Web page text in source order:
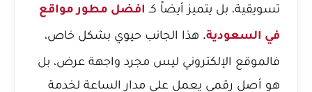
تسويقية، بل يتميز أيضاً كـ افضل مطور مواقع
في السعودية. هذا الجانب حيوي بشكل خاص،
فالموقع الإلكتروني ليس مجرد واجهة عرض، بل
هو أصل رقمي يعمل على مدار الساعة لخدمة